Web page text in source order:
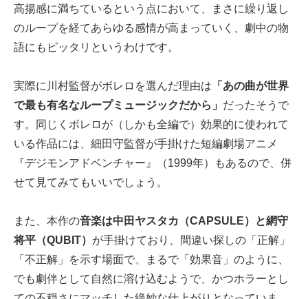
高揚感に満ちているという点において、まさに繰り返し
のループを経てあらゆる感情が高まっていく、劇中の物
語にもピッタリというわけです。
実際に川村監督がボレロを選んだ理由は 「あの曲が世界
で最も有名なループミュージックだから」 だったそうで
す。同じくボレロが（しかも全編で）効果的に使われて
いる作品には、細田守監督が手掛けた短編劇場アニメ
『デジモンアドベンチャー』（1999年）もあるので、併
せて見てみてもいいでしょう。
また、本作の音楽は中田ヤスタカ（CAPSULE）と網守
将平（QUBIT） が手掛けており、間違い探しの「正解」
「不正解」を示す場面で、まるで「効果音」のように、
でも劇伴として自然に溶け込むようで、かつホラーとし